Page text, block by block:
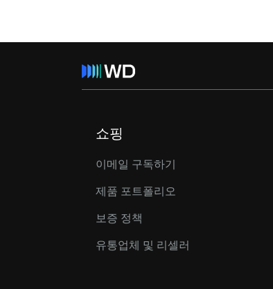
쇼핑
이메일 구독하기
제품 포트폴리오
보증 정책
유통업체 및 리셀러